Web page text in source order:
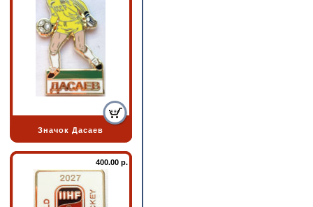
Значок Дасаев
400.00 р.